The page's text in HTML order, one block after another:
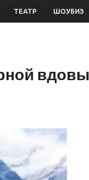
ТЕАТР ШОУБИЗ
вдовы